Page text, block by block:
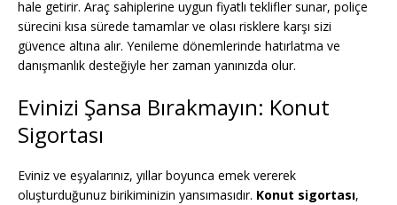
hale getirir. Araç sahiplerine uygun fiyatlı teklifler sunar, poliçe
sürecini kısa sürede tamamlar ve olası risklere karşı sizi
güvence altına alır. Yenileme dönemlerinde hatırlatma ve
danışmanlık desteğiyle her zaman yanınızda olur.
Evinizi Şansa Bırakmayın: Konut
Sigortası
Eviniz ve eşyalarınız, yıllar boyunca emek vererek
oluşturduğunuz birikiminizin yansımasıdır. Konut sigortası,